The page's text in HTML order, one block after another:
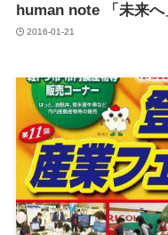
human note 「未来
2016-01-21